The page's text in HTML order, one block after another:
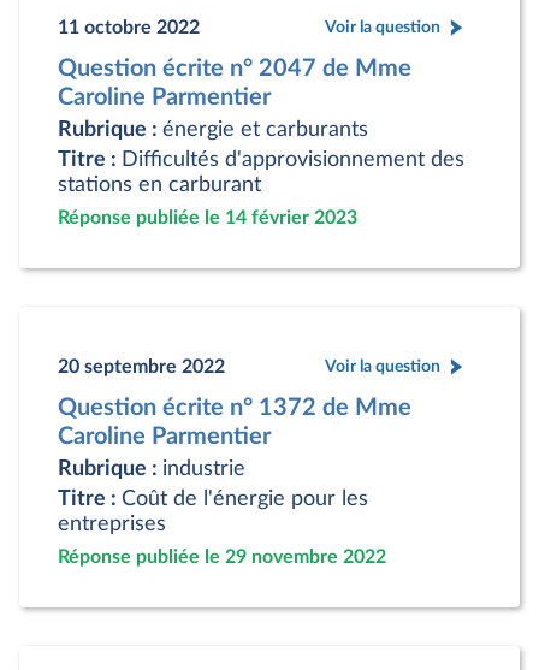
11 octobre 2022 Voir la question
Question écrite n° 2047 de Mme
Caroline Parmentier
Rubrique : énergie et carburants
Titre : Difficultés d'approvisionnement des
stations en carburant
Réponse publiée le 14 février 2023
20 septembre 2022 Voir la question
Question écrite n° 1372 de Mme
Caroline Parmentier
Rubrique : industrie
Titre : Coût de l'énergie pour les
entreprises
Réponse publiée le 29 novembre 2022